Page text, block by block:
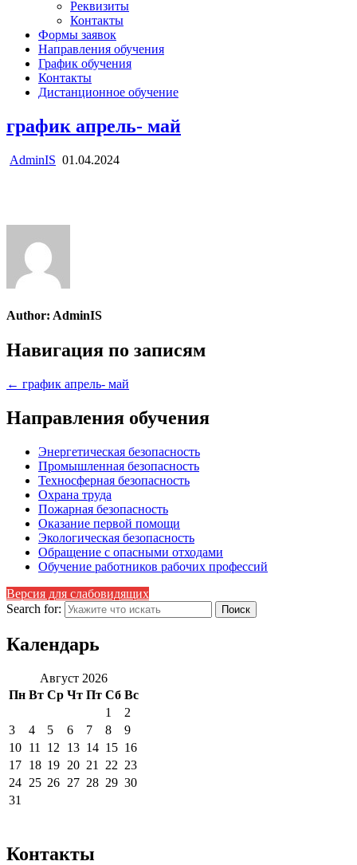
Реквизиты
Контакты
Формы заявок
Направления обучения
График обучения
Контакты
Дистанционное обучение
график апрель- май
AdminIS 01.04.2024
Author: AdminIS
Навигация по записям
← график апрель- май
Направления обучения
Энергетическая безопасность
Промышленная безопасность
Техносферная безопасность
Охрана труда
Пожарная безопасность
Оказание первой помощи
Экологическая безопасность
Обращение с опасными отходами
Обучение работников рабочих профессий
Версия для слабовидящих
Search for:
Календарь
Август 2026
Пн Вт Ср Чт Пт Сб Вс
1
2
3
4 5 6 7 8
9
10 11 12 13 14 15 16
17 18 19 20 21 22 23
24 25 26 27 28 29 30
31
Контакты